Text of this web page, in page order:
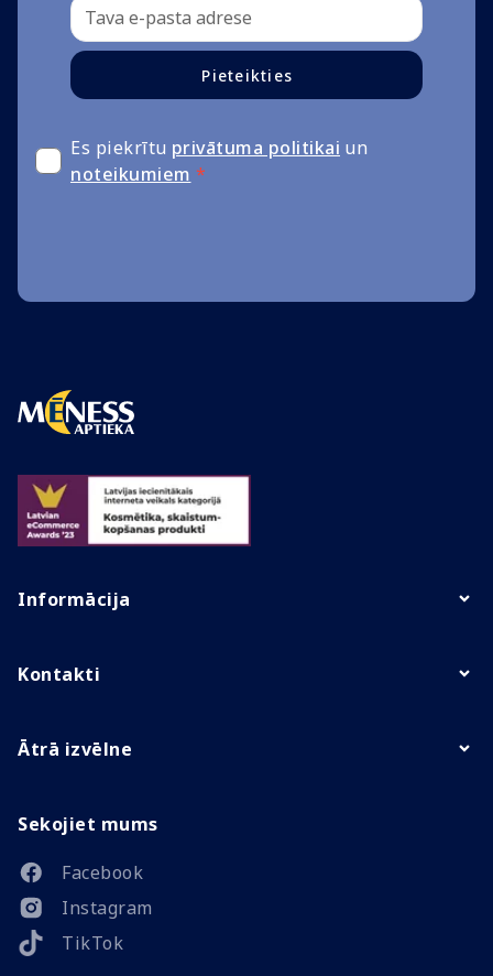
Pieteikties
Es piekrītu privātuma politikai un
noteikumiem *
Informācija
Kontakti
Ātrā izvēlne
Sekojiet mums
Facebook
Instagram
TikTok